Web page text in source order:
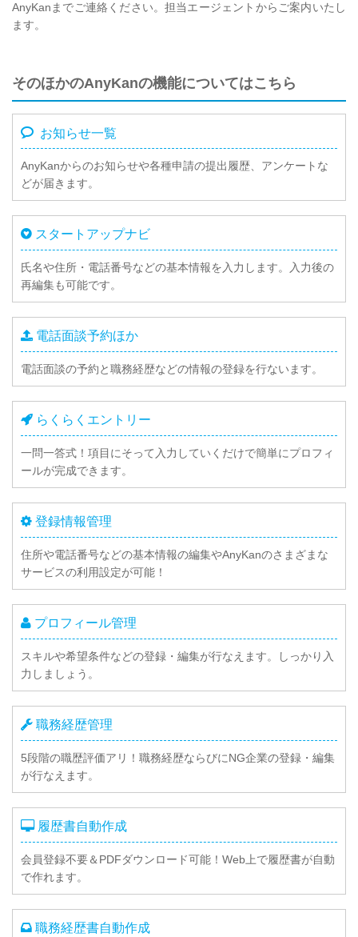
AnyKanまでご連絡ください。担当エージェントからご案内いたし
ます。
そのほかのAnyKanの機能についてはこちら
お知らせ一覧
AnyKanからのお知らせや各種申請の提出履歴、アンケートな
どが届きます。
スタートアップナビ
氏名や住所・電話番号などの基本情報を入力します。入力後の
再編集も可能です。
電話面談予約ほか
電話面談の予約と職務経歴などの情報の登録を行ないます。
らくらくエントリー
一問一答式！項目にそって入力していくだけで簡単にプロフィ
ールが完成できます。
登録情報管理
住所や電話番号などの基本情報の編集やAnyKanのさまざまな
サービスの利用設定が可能！
プロフィール管理
スキルや希望条件などの登録・編集が行なえます。しっかり入
力しましょう。
職務経歴管理
5段階の職歴評価アリ！職務経歴ならびにNG企業の登録・編集
が行なえます。
履歴書自動作成
会員登録不要＆PDFダウンロード可能！Web上で履歴書が自動
で作れます。
職務経歴書自動作成